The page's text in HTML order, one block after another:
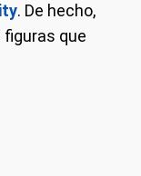
. De hecho,
que